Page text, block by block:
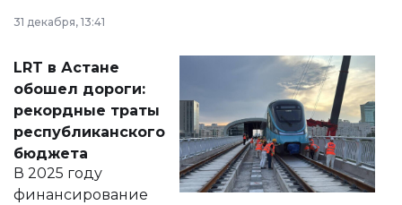
города на 2026–
2028 годы.
документ
появился в базе
нормативных
правовых актов и
на сайте маслихат
города.
31 декабря, 13:41
LRT в Астане
обошел дороги:
рекордные траты
республиканского
бюджета
В 2025 году
финансирование